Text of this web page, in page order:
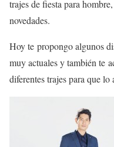
trajes de fiesta para
novedades.
Hoy te propongo algunos
muy actuales y también te
diferentes trajes para que lo